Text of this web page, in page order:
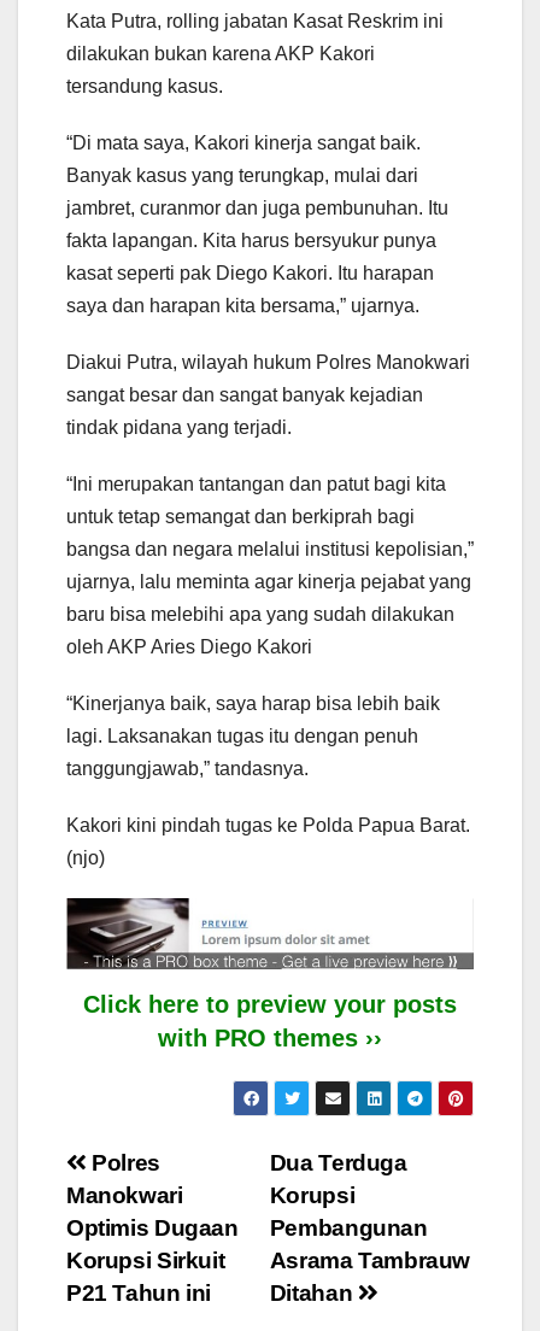
Kata Putra, rolling jabatan Kasat Reskrim ini
dilakukan bukan karena AKP Kakori
tersandung kasus.
“Di mata saya, Kakori kinerja sangat baik.
Banyak kasus yang terungkap, mulai dari
jambret, curanmor dan juga pembunuhan. Itu
fakta lapangan. Kita harus bersyukur punya
kasat seperti pak Diego Kakori. Itu harapan
saya dan harapan kita bersama,” ujarnya.
Diakui Putra, wilayah hukum Polres Manokwari
sangat besar dan sangat banyak kejadian
tindak pidana yang terjadi.
“Ini merupakan tantangan dan patut bagi kita
untuk tetap semangat dan berkiprah bagi
bangsa dan negara melalui institusi kepolisian,”
ujarnya, lalu meminta agar kinerja pejabat yang
baru bisa melebihi apa yang sudah dilakukan
oleh AKP Aries Diego Kakori
“Kinerjanya baik, saya harap bisa lebih baik
lagi. Laksanakan tugas itu dengan penuh
tanggungjawab,” tandasnya.
Kakori kini pindah tugas ke Polda Papua Barat.
(njo)
Click here to preview your posts
with PRO themes ››
Post
navigation
Dua Terduga
Korupsi
Pembangunan
Asrama Tambrauw
Ditahan
Polres
Manokwari
Optimis Dugaan
Korupsi Sirkuit
P21 Tahun ini